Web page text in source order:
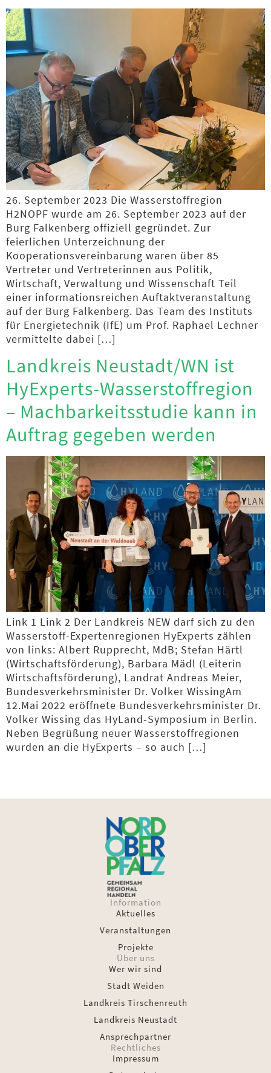
26. September 2023 Die Wasserstoffregion
H2NOPF wurde am 26. September 2023 auf der
Burg Falkenberg offiziell gegründet. Zur
feierlichen Unterzeichnung der
Kooperationsvereinbarung waren über 85
Vertreter und Vertreterinnen aus Politik,
Wirtschaft, Verwaltung und Wissenschaft Teil
einer informationsreichen Auftaktveranstaltung
auf der Burg Falkenberg. Das Team des Instituts
für Energietechnik (IfE) um Prof. Raphael Lechner
vermittelte dabei […]
Landkreis Neustadt/WN ist
HyExperts-Wasserstoffregion
– Machbarkeitsstudie kann in
Auftrag gegeben werden
Link 1 Link 2 Der Landkreis NEW darf sich zu den
Wasserstoff-Experten­regionen HyExperts zählen
von links: Albert Rupprecht, MdB; Stefan Härtl
(Wirtschafts­förderung), Barbara Mädl (Leiterin
Wirtschafts­förderung), Landrat Andreas Meier,
Bundes­verkehrs­minister Dr. Volker WissingAm
12.Mai 2022 eröffnete Bundes­verkehrs­minister Dr.
Volker Wissing das HyLand-Symposium in Berlin.
Neben Begrüßung neuer Wasserstoff­regionen
wurden an die HyExperts – so auch […]
Information
Aktuelles
Veranstaltungen
Projekte
Über uns
Wer wir sind
Stadt Weiden
Landkreis Tirschenreuth
Landkreis Neustadt
Ansprechpartner
Rechtliches
Impressum